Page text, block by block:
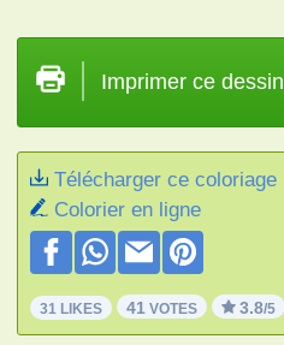
Imprimer ce dessin
Télécharger ce coloriage
Colorier en ligne
31 LIKES 41 VOTES 3.8/5